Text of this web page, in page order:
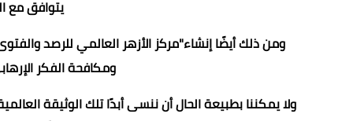
يتوافق مع
ومكافحة الفكر